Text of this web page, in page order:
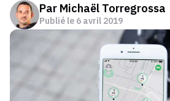
Par Michaël Torregrossa
Publié le 6 avril 2019